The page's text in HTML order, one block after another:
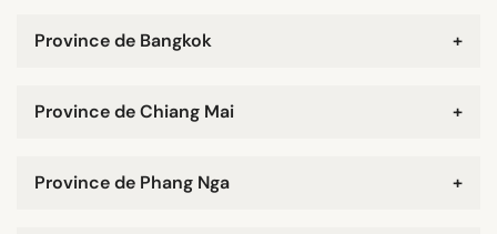
+
Province de Bangkok
+
Province de Chiang Mai
+
Province de Phang Nga